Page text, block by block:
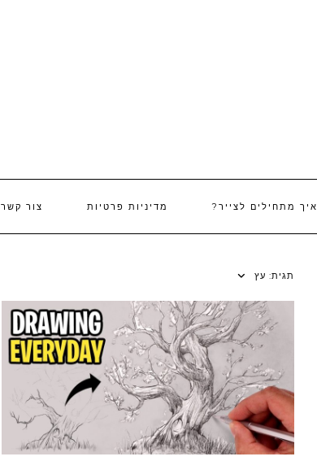
איך מתחילים לצייר? מדיניות פרטיות צור קשר
תגית: עץ